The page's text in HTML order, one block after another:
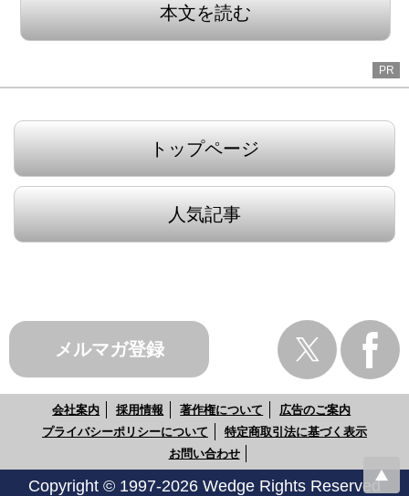
本文を読む
PR
トップページ
人気記事
メルマガ登録
会社案内 採用情報 著作権について
広告のご案内
プライバシーポリシーについて
特定商取引法に基づく表示
お問い合わせ
Copyright © 1997-2026 Wedge Rights Reserved